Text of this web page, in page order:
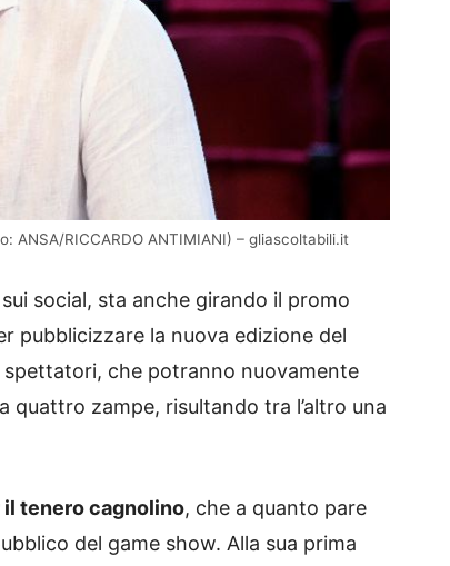
RICCARDO ANTIMIANI) – gliascoltabili.it
social, sta anche girando il promo
pubblicizzare la nuova edizione del
che potranno nuovamente
quattro zampe, risultando tra l’altro una
il tenero cagnolino, che a quanto pare
del game show. Alla sua prima